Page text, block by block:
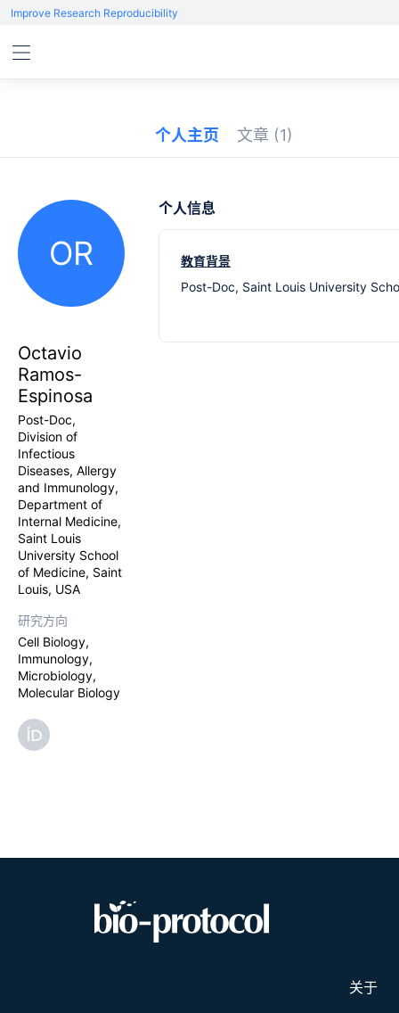
Improve Research Reproducibility
个人主页 文章 (1)
OR
Octavio
Ramos-
Espinosa
Post-Doc,
Division of
Infectious
Diseases, Allergy
and Immunology,
Department of
Internal Medicine,
Saint Louis
University School
of Medicine, Saint
Louis, USA
研究方向
Cell Biology,
Immunology,
Microbiology,
Molecular Biology
个人信息
教育背景
Post-Doc, Saint Louis University
关于